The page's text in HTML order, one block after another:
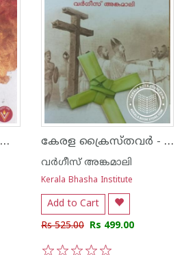
വിപ്ലവത്തില്‍ നിന്ന് വിശ്വാസത്തിലേയ്ക്ക് കേരള ക്രൈസ്തവര്‍ - സംസ്കാരം പൈതൃകം
വര്‍ഗീസ് അങ്കമാലി
Kerala Bhasha Institute
Add to Cart
Rs 525.00 Rs 499.00